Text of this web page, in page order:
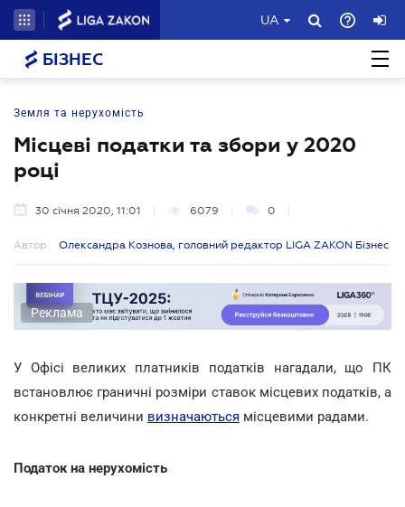
UA
БІЗНЕС
Земля та нерухомість
Місцеві податки та збори у 2020
році
30 січня 2020, 11:01 6079 0
Автор: Олександра Кознова, головний редактор LIGA ZAKON Бізнес
Реклама
У Офісі великих платників податків нагадали, що ПК
встановлює граничні розміри ставок місцевих податків, а
конкретні величини визначаються місцевими радами.
Податок на нерухомість